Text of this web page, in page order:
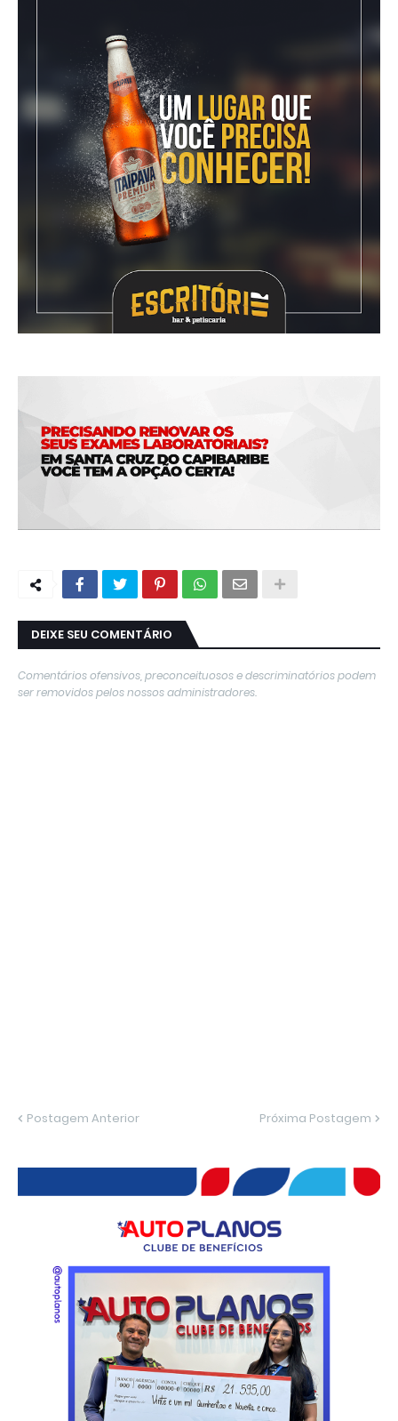
DEIXE SEU COMENTÁRIO
Comentários ofensivos, preconceituosos e descriminatórios podem
ser removidos pelos nossos administradores.
Postagem Anterior Próxima Postagem